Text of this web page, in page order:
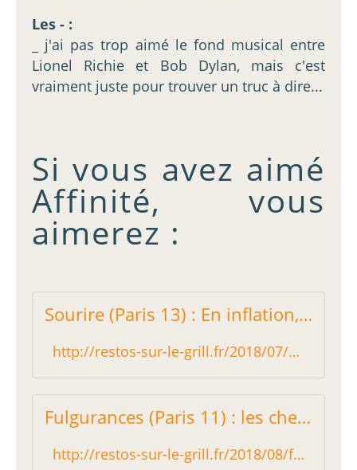
Les - :
_ j'ai pas trop aimé le fond musical entre
Lionel Richie et Bob Dylan, mais c'est
vraiment juste pour trouver un truc à dire...
Si vous avez aimé
Affinité, vous
aimerez :
Sourire (Paris 13) : En inflation, mais toujours au top ! - Restos sur le Grill - Blog critique des restaurants de Paris tout comme Le Fooding mais en indépendant !
http://restos-sur-le-grill.fr/2018/07/sourire-paris-13-en-inflation-mais-toujours-au-top.html
Fulgurances (Paris 11) : les chefs passent, mais la qualité demeure ! - Restos sur le Grill - Blog critique des restaurants de Paris tout comme Le Fooding mais en indépendant !
http://restos-sur-le-grill.fr/2018/08/fulgurances-paris-11-les-chefs-passent-mais-la-qualite-demeure.html